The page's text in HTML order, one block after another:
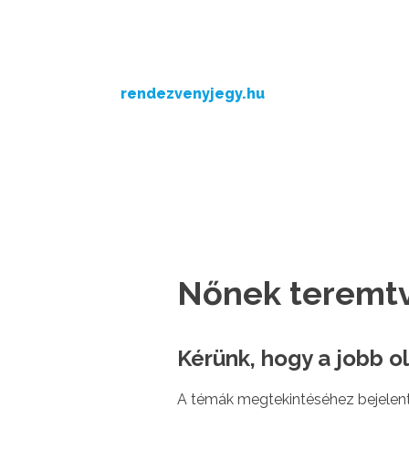
rendezvenyjegy.hu
Nőnek
Kérünk, hogy a jobb
A témák megtekintéséhez